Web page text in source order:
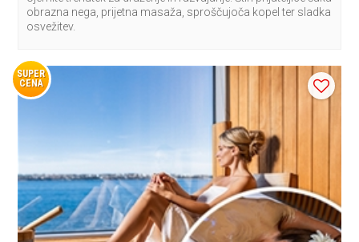
obrazna nega, prijetna masaža, sproščujoča kopel ter sladka
osvežitev.
SUPER
CENA